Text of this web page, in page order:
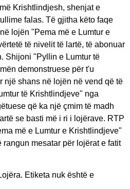
Krishtlindjesh, shenjat e
falas. Të gjitha këto faqe
lojën "Pema më e Lumtur e
të nivelit të lartë, të abonuar
Shijoni "Pyllin e Lumtur të
demonstruese për t'u
një shans në lojën në vend që të
të Krishtlindjeve" nga
që ka një çmim të madh
se basti më i ri i lojërave. RTP
më e Lumtur e Krishtlindjeve"
mesatar për lojërat e fatit
Etiketa nuk është e